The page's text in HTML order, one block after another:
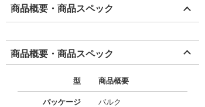
商品概要・商品スペック
商品概要・商品スペック
型 商品概要
パッケージ バルク